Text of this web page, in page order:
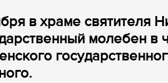
в храме святителя
молебен в